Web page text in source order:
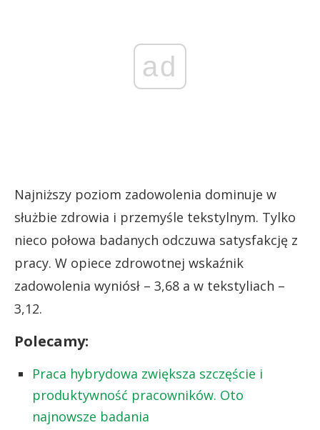
ad
Najniższy poziom zadowolenia dominuje w
służbie zdrowia i przemyśle tekstylnym. Tylko
nieco połowa badanych odczuwa satysfakcję z
pracy. W opiece zdrowotnej wskaźnik
zadowolenia wyniósł – 3,68 a w tekstyliach –
3,12.
Polecamy:
Praca hybrydowa zwiększa szczęście i
produktywność pracowników. Oto
najnowsze badania